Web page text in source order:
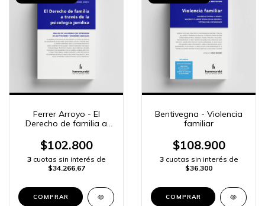
Ferrer Arroyo - El
Derecho de familia a
jurídica
$102.800
3 cuotas sin interés de
$34.266,67
COMPRAR
Bentivegna - Violencia
familiar
$108.900
3 cuotas sin interés de
$36.300
COMPRAR